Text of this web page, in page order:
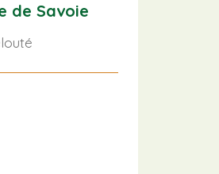
de Savoie